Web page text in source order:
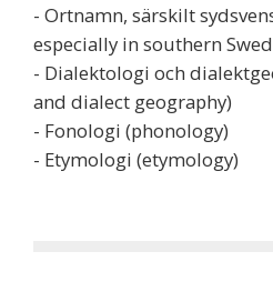
- Ortnamn, särskilt
especially in southern
- Dialektologi och
and dialect geography)
- Fonologi (phonology)
- Etymologi (etymology)